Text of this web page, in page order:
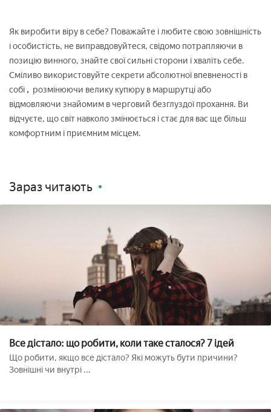
Як виробити віру в себе? Поважайте і любите свою зовнішність
і особистість, не виправдовуйтеся, свідомо потрапляючи в
позицію винного, знайте свої сильні сторони і хваліть себе.
Сміливо використовуйте секрети абсолютної впевненості в
собі , розмінюючи велику купюру в маршрутці або
відмовляючи знайомим в черговий безглуздої прохання. Ви
відчуєте, що світ навколо змінюється і стає для вас ще більш
комфортним і приємним місцем.
Зараз читають
Все дістало: що робити, коли таке сталося? 7 ідей
Що робити, якщо все дістало? Які можуть бути причини?
Зовнішні чи внутрі ...